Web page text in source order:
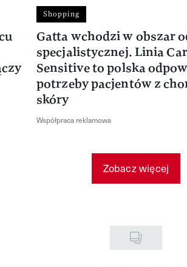
Shopping
Gatta wchodzi w obszar
specjalistycznej. Linia
Sensitive to polska
potrzeby pacjentów z
skóry
Współpraca reklamowa
Zobacz więcej